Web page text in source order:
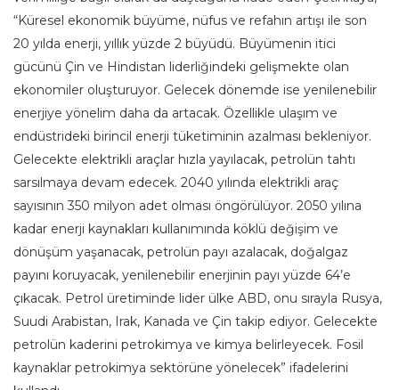
“Küresel ekonomik büyüme, nüfus ve refahın artışı ile son
20 yılda enerji, yıllık yüzde 2 büyüdü. Büyümenin itici
gücünü Çin ve Hindistan liderliğindeki gelişmekte olan
ekonomiler oluşturuyor. Gelecek dönemde ise yenilenebilir
enerjiye yönelim daha da artacak. Özellikle ulaşım ve
endüstrideki birincil enerji tüketiminin azalması bekleniyor.
Gelecekte elektrikli araçlar hızla yayılacak, petrolün tahtı
sarsılmaya devam edecek. 2040 yılında elektrikli araç
sayısının 350 milyon adet olması öngörülüyor. 2050 yılına
kadar enerji kaynakları kullanımında köklü değişim ve
dönüşüm yaşanacak, petrolün payı azalacak, doğalgaz
payını koruyacak, yenilenebilir enerjinin payı yüzde 64’e
çıkacak. Petrol üretiminde lider ülke ABD, onu sırayla Rusya,
Suudi Arabistan, Irak, Kanada ve Çin takip ediyor. Gelecekte
petrolün kaderini petrokimya ve kimya belirleyecek. Fosil
kaynaklar petrokimya sektörüne yönelecek” ifadelerini